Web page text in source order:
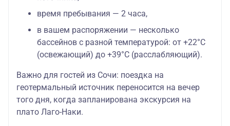
время пребывания — 2 часа,
в вашем распоряжении — несколько
бассейнов с разной температурой: от +22°C
(освежающий) до +39°C (расслабляющий).
Важно для гостей из Сочи: поездка на
геотермальный источник переносится на вечер
того дня, когда запланирована экскурсия на
плато Лаго-Наки.